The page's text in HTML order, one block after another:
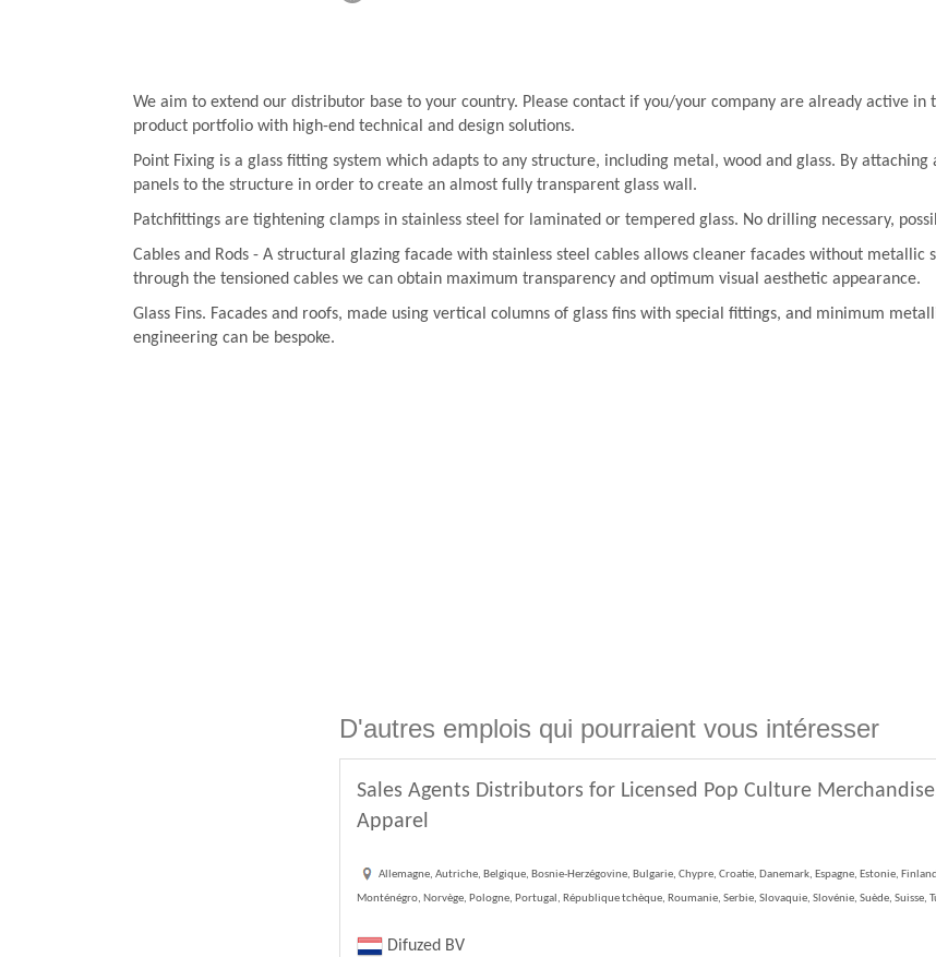
We aim to extend our distributor base to your country. Please contact if you/your company are already active in
product portfolio with high-end technical and design solutions.
Point Fixing is a glass fitting system which adapts to any structure, including metal, wood and glass. By
panels to the structure in order to create an almost fully transparent glass wall.
Patchfittings are tightening clamps in stainless steel for laminated or tempered glass. No drilling necessary,
Cables and Rods - A structural glazing facade with stainless steel cables allows cleaner facades without metallic
through the tensioned cables we can obtain maximum transparency and optimum visual aesthetic appearance.
Glass Fins. Facades and roofs, made using vertical columns of glass fins with special fittings, and minimum
engineering can be bespoke.
D'autres emplois qui pourraient vous intéresser
Sales Agents Distributors for Licensed Pop Culture
Apparel
Allemagne, Autriche, Belgique, Bosnie-Herzégovine, Bulgarie, Chypre, Croatie, Danemark, Espagne, Estonie,
Monténégro, Norvège, Pologne, Portugal, République tchèque, Roumanie, Serbie, Slovaquie, Slovénie, Suède, Suisse,
Difuzed BV